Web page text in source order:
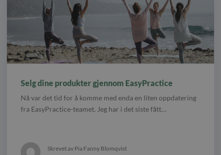
Selg dine produkter gjennom EasyPractice
Nå var det tid for å komme med enda en liten oppdatering
fra EasyPractice-teamet. Jeg har i det siste fått…
Skrevet av Pia Fanny Blomqvist